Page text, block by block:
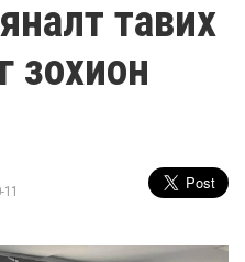
тавих
зохион